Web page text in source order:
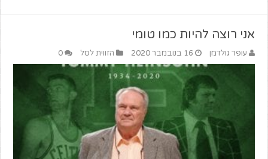
אני רוצה להיות כמו טומי
עופר גולדמן 16 בנובמבר 2020 הזווית לסל 0